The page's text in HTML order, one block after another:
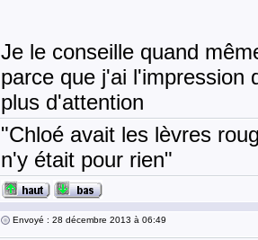
Je le conseille quand
parce que j'ai l'impression
plus d'attention
"Chloé avait les lèvres
n'y était pour rien"
Envoyé : 28 décembre 2013 à 06:49